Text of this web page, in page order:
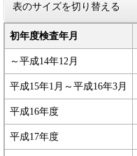
表のサイズを切り替える
初年度検査年月
～平成14年12月
平成15年1月～平成16年3月
平成16年度
平成17年度